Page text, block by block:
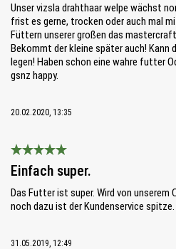
Unser vizsla drahthaar welpe wächst
frist es gerne, trocken oder auch mal
Füttern unserer großen das
Bekommt der kleine später auch! Kann
legen! Haben schon eine wahre futter
gsnz happy.
20.02.2020, 13:35
Einfach super.
Das Futter ist super. Wird von unserem
noch dazu ist der Kundenservice spitze.
31.05.2019, 12:49